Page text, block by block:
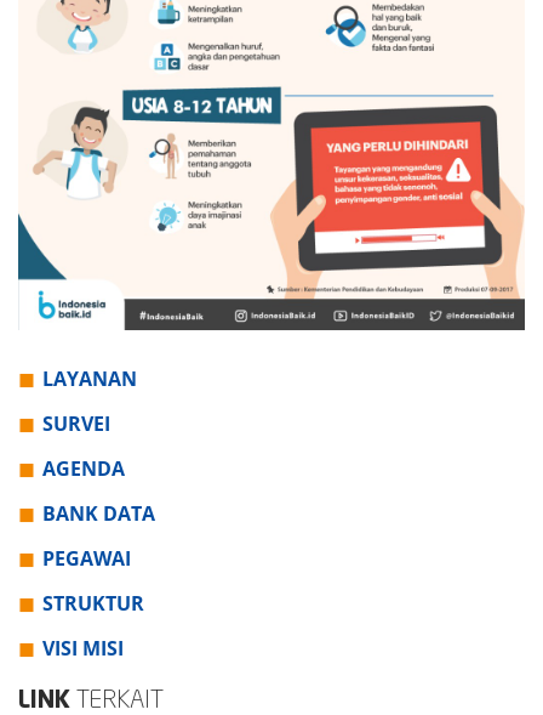
LAYANAN
SURVEI
AGENDA
BANK DATA
PEGAWAI
STRUKTUR
VISI MISI
LINK TERKAIT